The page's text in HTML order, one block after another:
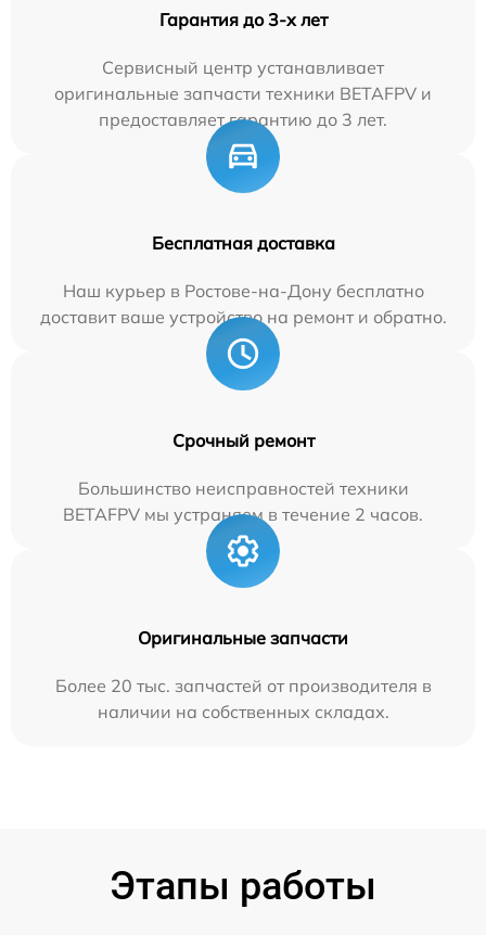
Гарантия до 3-х лет
Сервисный центр устанавливает
оригинальные запчасти техники BETAFPV и
предоставляет гарантию до 3 лет.
Бесплатная доставка
Наш курьер в Ростове-на-Дону бесплатно
доставит ваше устройство на ремонт и обратно.
Срочный ремонт
Большинство неисправностей техники
BETAFPV мы устраняем в течение 2 часов.
Оригинальные запчасти
Более 20 тыс. запчастей от производителя в
наличии на собственных складах.
Этапы работы